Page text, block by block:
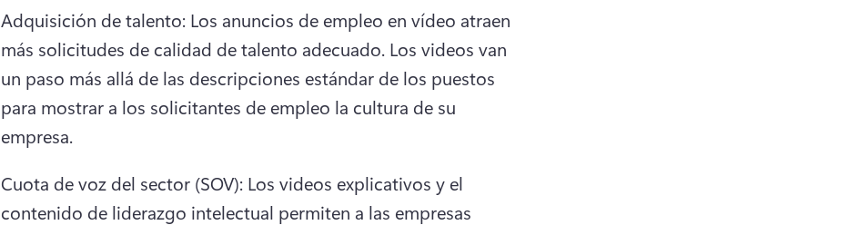
Adquisición de talento: Los anuncios de empleo en vídeo atraen
más solicitudes de calidad de talento adecuado. Los videos van
un paso más allá de las descripciones estándar de los puestos
para mostrar a los solicitantes de empleo la cultura de su
empresa.
Cuota de voz del sector (SOV): Los videos explicativos y el
contenido de liderazgo intelectual permiten a las empresas